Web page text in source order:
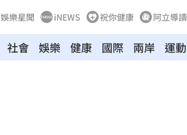
娛樂星聞 iNEWS 祝你健康 阿立導讀
社會 娛樂 健康 國際 兩岸 運動